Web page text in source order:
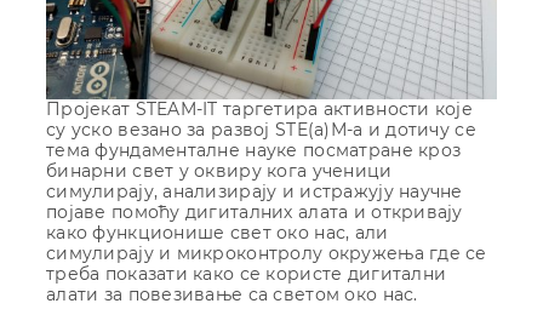
Пројекат STEAM-IT таргетира активности које
су уско везано за развој STE(а)М-а и дотичу се
тема фундаменталне науке посматране кроз
бинарни свет у оквиру кога ученици
симулирају, анализирају и истражују научне
појаве помоћу дигиталних алата и откривају
како функционише свет око нас, али
симулирају и микроконтролу окружења где се
треба показати како се користе дигитални
алати за повезивање са светом око нас.